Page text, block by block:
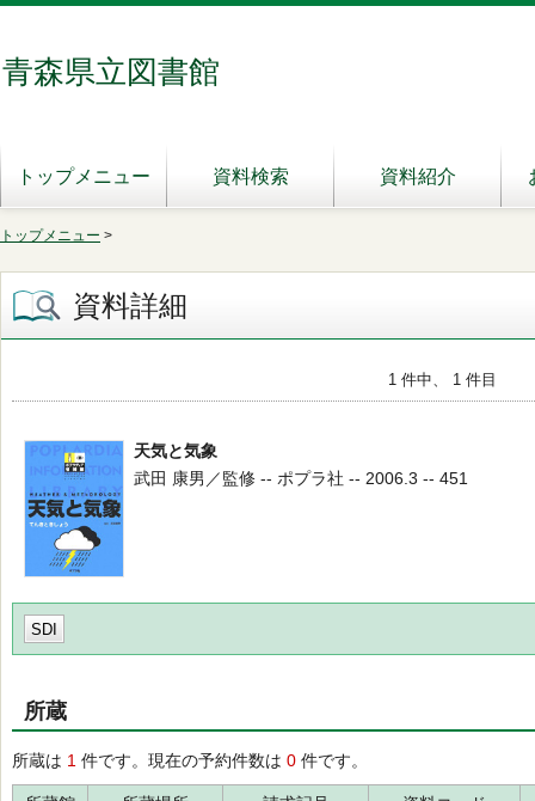
青森県立図書館
トップメニュー 資料検索 資料紹介
トップメニュー >
資料詳細
1 件中、 1 件目
天気と気象
武田 康男／監修 -- ポプラ社 -- 2006.3 -- 451
SDI
所蔵
所蔵は 1 件です。現在の予約件数は 0 件です。